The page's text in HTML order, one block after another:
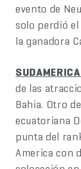
evento de
solo perdió
la ganadora
de las
Bahia. Otro
ecuatoriana
punta del
America con